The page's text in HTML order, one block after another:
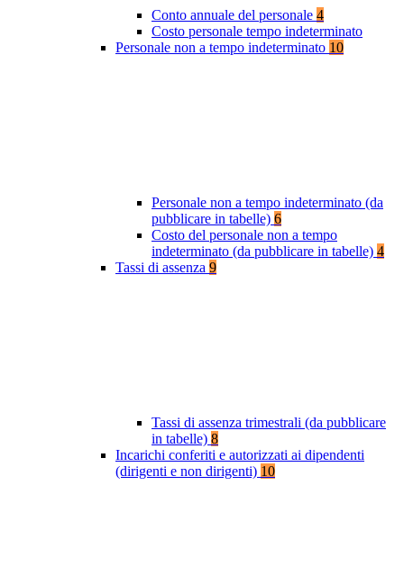
Conto annuale del personale 4
Costo personale tempo indeterminato
Personale non a tempo indeterminato 10
Personale non a tempo indeterminato (da
pubblicare in tabelle) 6
Costo del personale non a tempo
indeterminato (da pubblicare in tabelle) 4
Tassi di assenza 9
Tassi di assenza trimestrali (da pubblicare
in tabelle) 8
Incarichi conferiti e autorizzati ai dipendenti
(dirigenti e non dirigenti) 10